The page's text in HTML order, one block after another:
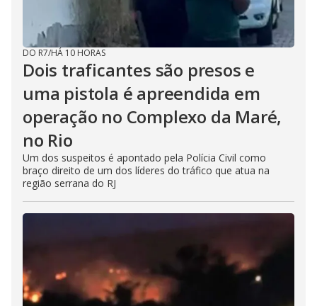
DO R7/HÁ 10 HORAS
Dois traficantes são presos e
uma pistola é apreendida em
operação no Complexo da Maré,
no Rio
Um dos suspeitos é apontado pela Polícia Civil como
braço direito de um dos líderes do tráfico que atua na
região serrana do RJ